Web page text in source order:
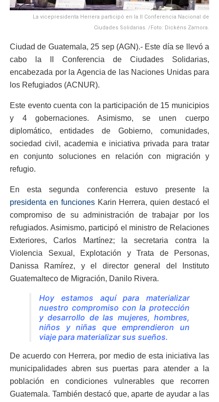
La vicepresidenta Herrera participó en la II Conferencia Nacional de
Ciudades Solidarias. /Foto: Dickéns Zamora.
Ciudad de Guatemala, 25 sep (AGN).- Este día se llevó a
cabo la II Conferencia de Ciudades Solidarias,
encabezada por la Agencia de las Naciones Unidas para
los Refugiados (ACNUR).
Este evento cuenta con la participación de 15 municipios
y 4 gobernaciones. Asimismo, se unen cuerpo
diplomático, entidades de Gobierno, comunidades,
sociedad civil, academia e iniciativa privada para tratar
en conjunto soluciones en relación con migración y
refugio.
En esta segunda conferencia estuvo presente la
presidenta en funcionesKarin Herrera, quien destacó el
compromiso de su administración de trabajar por los
refugiados. Asimismo, participó el ministro de Relaciones
Exteriores, Carlos Martínez; la secretaria contra la
Violencia Sexual, Explotación y Trata de Personas,
Danissa Ramírez, y el director general del Instituto
Guatemalteco de Migración, Danilo Rivera.
Hoy estamos aquí para materializar
nuestro compromiso con la protección
y desarrollo de las mujeres, hombres,
niños y niñas que emprendieron un
viaje para materializar sus sueños.
De acuerdo con Herrera, por medio de esta iniciativa las
municipalidades abren sus puertas para atender a la
población en condiciones vulnerables que recorren
Guatemala. También destacó que, aparte de ayudar a las